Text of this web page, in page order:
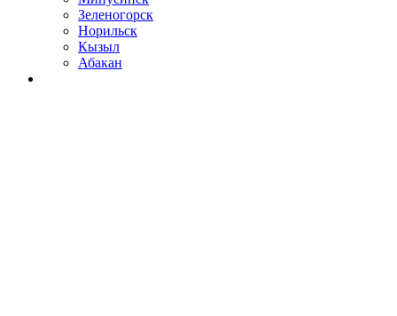
Зеленогорск
Норильск
Кызыл
Абакан